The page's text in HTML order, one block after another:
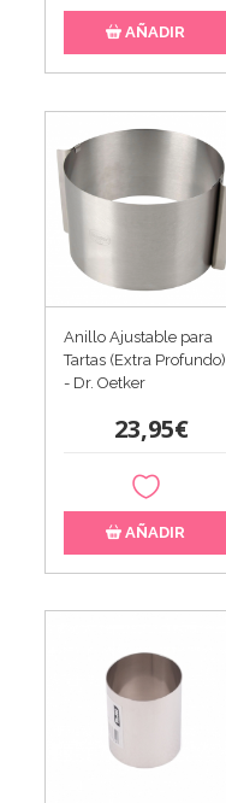
AÑADIR
Anillo Ajustable para
Tartas (Extra Profundo)
- Dr. Oetker
23,95€
AÑADIR